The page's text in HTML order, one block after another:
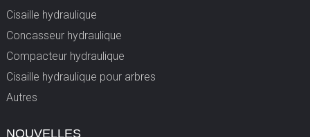
Cisaille hydraulique
Concasseur hydraulique
Compacteur hydraulique
Cisaille hydraulique pour arbres
Autres
NOUVELLES